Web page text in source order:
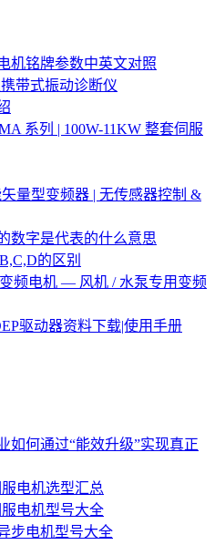
机铭牌参数中英文对照
带式振动诊断仪
系列 | 100W-11KW 整套伺服
量型变频器 | 无传感器控制 &
数字是代表的什么意思
的区别
频电机 — 风机 / 水泵专用变频
驱动器资料下载|使用手册
如何通过“能效升级”实现真正
电机选型汇总
电机型号大全
步电机型号大全